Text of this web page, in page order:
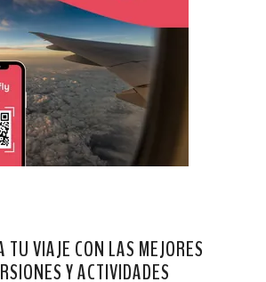
TU VIAJE CON LAS MEJORES
Y ACTIVIDADES